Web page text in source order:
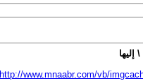
http://www.mnaabr.com/vb/